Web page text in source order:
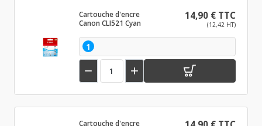
Cartouche d'encre
Canon CLI521 Cyan
14,90 € TTC
(12,42 HT)
1
 
Cartouche d'encre